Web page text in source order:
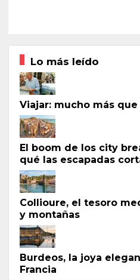
Lo más leído
Viajar: mucho más
El boom de los city
qué las escapadas
Collioure, el tesoro
y montañas
Burdeos, la joya
Francia